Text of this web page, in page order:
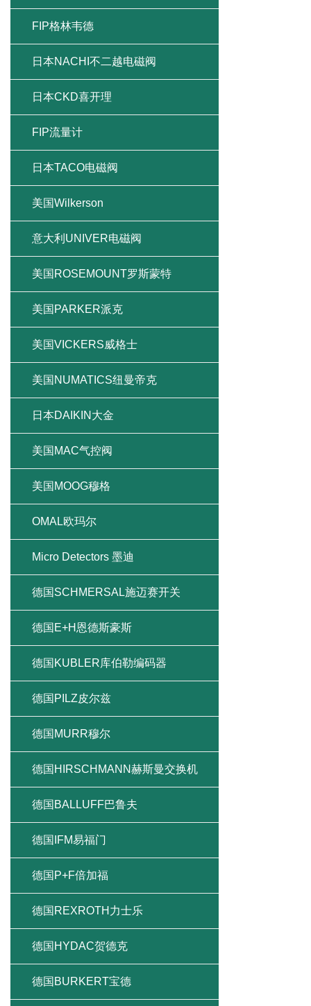
FIP格林韦德
日本NACHI不二越电磁阀
日本CKD喜开理
FIP流量计
日本TACO电磁阀
美国Wilkerson
意大利UNIVER电磁阀
美国ROSEMOUNT罗斯蒙特
美国PARKER派克
美国VICKERS威格士
美国NUMATICS纽曼帝克
日本DAIKIN大金
美国MAC气控阀
美国MOOG穆格
OMAL欧玛尔
Micro Detectors 墨迪
德国SCHMERSAL施迈赛开关
德国E+H恩德斯豪斯
德国KUBLER库伯勒编码器
德国PILZ皮尔兹
德国MURR穆尔
德国HIRSCHMANN赫斯曼交换机
德国BALLUFF巴鲁夫
德国IFM易福门
德国P+F倍加福
德国REXROTH力士乐
德国HYDAC贺德克
德国BURKERT宝德